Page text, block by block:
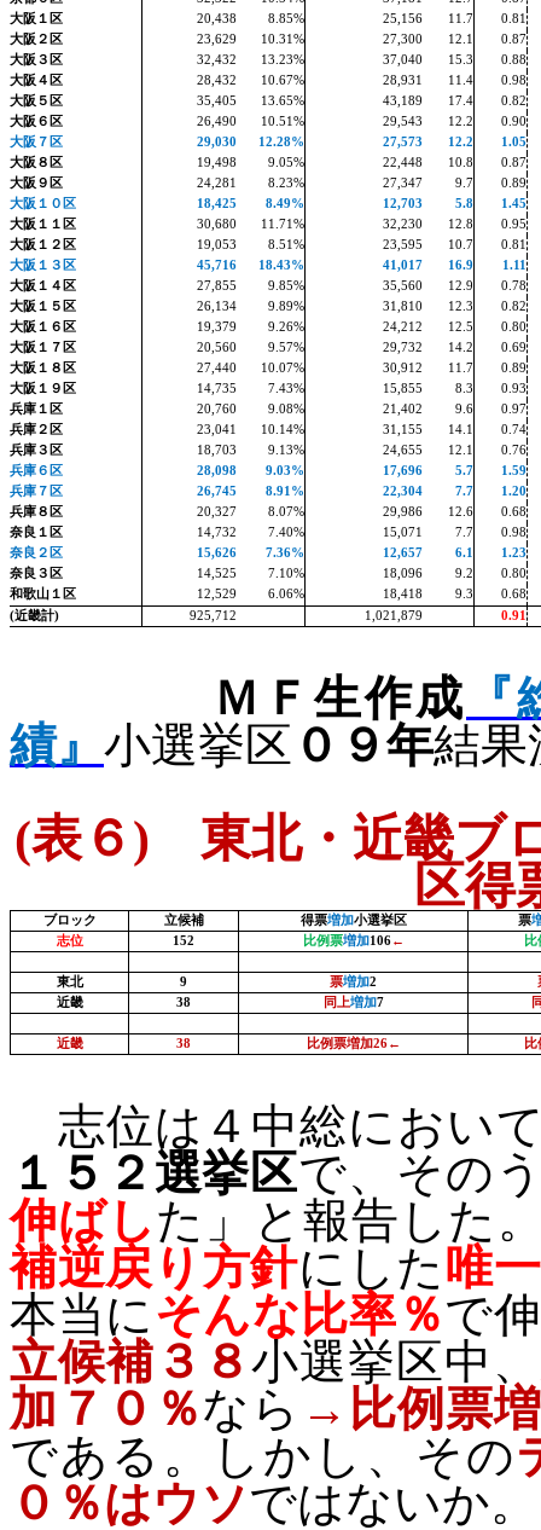
大阪１区
20,438 8.85% 25,156 11.7
0.81
大阪２区
23,629 10.31% 27,300 12.1
0.87
大阪３区
32,432 13.23% 37,040 15.3
0.88
大阪４区
28,432 10.67% 28,931 11.4
0.98
大阪５区
35,405 13.65% 43,189 17.4
0.82
大阪６区
26,490 10.51% 29,543 12.2
0.90
大阪７区
29,030 12.28% 27,573 12.2
1.05
大阪８区
19,498 9.05% 22,448 10.8
0.87
大阪９区
24,281 8.23% 27,347 9.7
0.89
大阪１０区
18,425 8.49% 12,703 5.8
1.45
大阪１１区
30,680 11.71% 32,230 12.8
0.95
大阪１２区
19,053 8.51% 23,595 10.7
0.81
大阪１３区
45,716 18.43% 41,017 16.9
1.11
大阪１４区
27,855 9.85% 35,560 12.9
0.78
大阪１５区
26,134 9.89% 31,810 12.3
0.82
大阪１６区
19,379 9.26% 24,212 12.5
0.80
大阪１７区
20,560 9.57% 29,732 14.2
0.69
大阪１８区
27,440 10.07% 30,912 11.7
0.89
大阪１９区
14,735 7.43% 15,855 8.3
0.93
兵庫１区
20,760 9.08% 21,402 9.6
0.97
兵庫２区
23,041 10.14% 31,155 14.1
0.74
兵庫３区
18,703 9.13% 24,655 12.1
0.76
兵庫６区
28,098 9.03% 17,696 5.7
1.59
兵庫７区
26,745 8.91% 22,304 7.7
1.20
兵庫８区
20,327 8.07% 29,986 12.6
0.68
奈良１区
14,732 7.40% 15,071 7.7
0.98
奈良２区
15,626 7.36% 12,657 6.1
1.23
奈良３区
14,525 7.10% 18,096 9.2
0.80
和歌山１区
12,529 6.06% 18,418 9.3
0.68
(近畿計) 925,712 1,021,879 0.91
ＭＦ生作成
績』 小選挙区 ０９年結果
(表６) 東北・近畿ブ
区得
ブロック 立候補 得票増加小選挙区 票
志位
152 比例票増加106← 比
東北 9 票増加2
近畿
38 同上増加7
近畿 38 比例票増加26←
志位は４中総におい
１５２選挙区で、その
伸ばした」と報告した
補逆戻り方針にした唯
本当にそんな比率％で
立候補３８小選挙区中、
加７０％なら →比例票
である。しかし、その
０％はウソではないか。